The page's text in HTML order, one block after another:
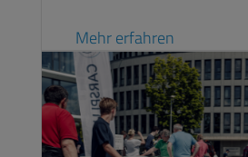
Mehr erfahren